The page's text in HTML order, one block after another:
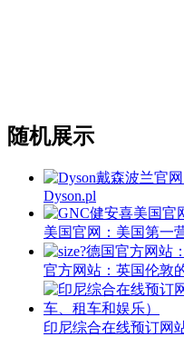
随机展示
Dyson.pl
美国官网：美国第一
官方网站：英国伦敦
印尼综合在线预订网